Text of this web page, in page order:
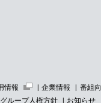
情報 企業情報
番組
ループ人権方針
お知らせ